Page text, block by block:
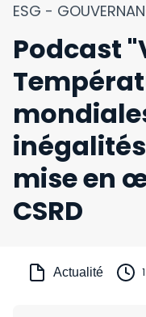
ESG -
Podcast
mise en
CSRD
Actualité